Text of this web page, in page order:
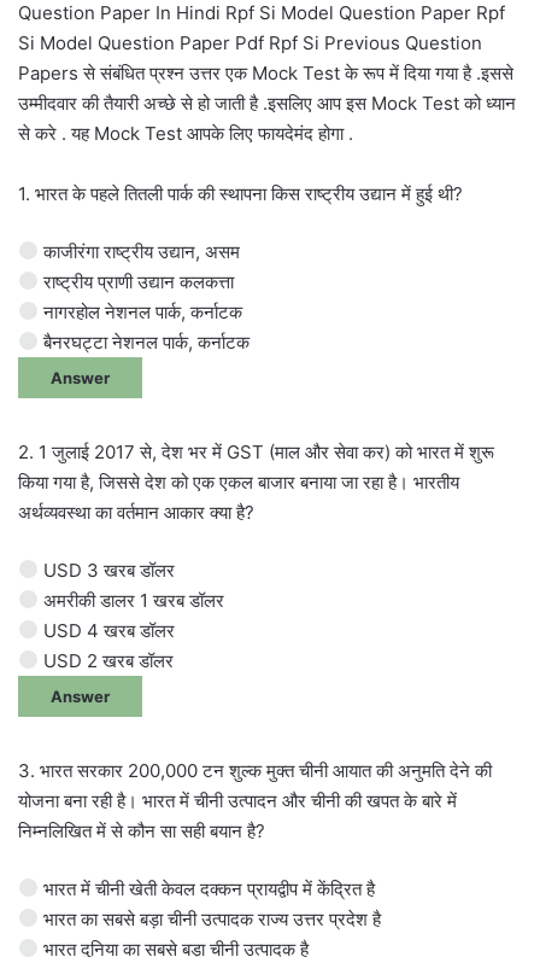
Question Paper In Hindi Rpf Si Model Question Paper Rpf
Si Model Question Paper Pdf Rpf Si Previous Question
Papers से संबंधित प्रश्न उत्तर एक Mock Test के रूप में दिया गया है .इससे
उम्मीदवार की तैयारी अच्छे से हो जाती है .इसलिए आप इस Mock Test को ध्यान
से करे . यह Mock Test आपके लिए फायदेमंद होगा .
1. भारत के पहले तितली पार्क की स्थापना किस राष्ट्रीय उद्यान में हुई थी?
काजीरंगा राष्ट्रीय उद्यान, असम
राष्ट्रीय प्राणी उद्यान कलकत्ता
नागरहोल नेशनल पार्क, कर्नाटक
बैनरघट्टा नेशनल पार्क, कर्नाटक
Answer
2. 1 जुलाई 2017 से, देश भर में GST (माल और सेवा कर) को भारत में शुरू
किया गया है, जिससे देश को एक एकल बाजार बनाया जा रहा है। भारतीय
अर्थव्यवस्था का वर्तमान आकार क्या है?
USD 3 खरब डॉलर
अमरीकी डालर 1 खरब डॉलर
USD 4 खरब डॉलर
USD 2 खरब डॉलर
Answer
3. भारत सरकार 200,000 टन शुल्क मुक्त चीनी आयात की अनुमति देने की
योजना बना रही है। भारत में चीनी उत्पादन और चीनी की खपत के बारे में
निम्नलिखित में से कौन सा सही बयान है?
भारत में चीनी खेती केवल दक्कन प्रायद्वीप में केंद्रित है
भारत का सबसे बड़ा चीनी उत्पादक राज्य उत्तर प्रदेश है
भारत दुनिया का सबसे बड़ा चीनी उत्पादक है